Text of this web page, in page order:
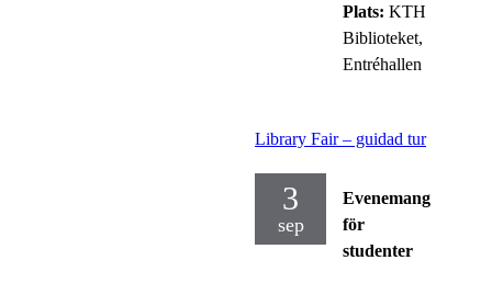
Plats: KTH
Biblioteket,
Entréhallen
Library Fair – guidad tur
3
sep
Evenemang
för
studenter